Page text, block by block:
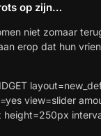
op zijn…
niet zomaar
erop dat hun
view=slider
height=250px